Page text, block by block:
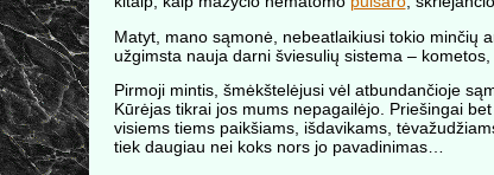
Matyt, mano sąmonė, nebeatlaikiusi tokio minčių
užgimsta nauja darni šviesulių sistema –
Pirmoji mintis, šmėkštelėjusi vėl atbundančioje
Kūrėjas tikrai jos mums nepagailėjo. Priešingai
visiems tiems paikšiams, išdavikams,
tiek daugiau nei koks nors jo pavadinimas…